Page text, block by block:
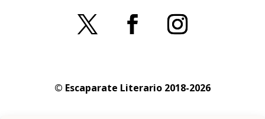
© Escaparate Literario 2018-2026